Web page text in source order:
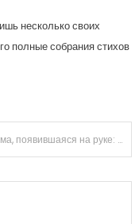
несколько своих
полные собрания стихов
Липома, появившаяся на руке: причины образования и методы устранения